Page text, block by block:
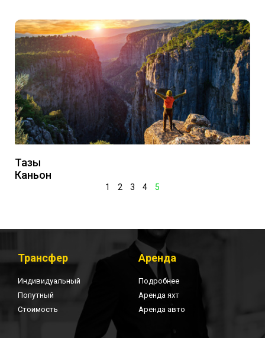
Тазы
Каньон
1 2 3 4 5
Трансфер
Индивидуальный
Попутный
Стоимость
Аренда
Подробнее
Аренда яхт
Аренда авто